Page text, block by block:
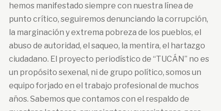
hemos manifestado siempre con nuestra línea de
punto crítico, seguiremos denunciando la corrupción,
la marginación y extrema pobreza de los pueblos, el
abuso de autoridad, el saqueo, la mentira, el hartazgo
ciudadano. El proyecto periodístico de “TUCÁN” no es
un propósito sexenal, ni de grupo político, somos un
equipo forjado en el trabajo profesional de muchos
años. Sabemos que contamos con el respaldo de